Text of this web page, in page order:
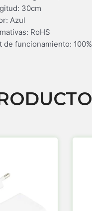
30cm
Azul
RoHS
de funcionamiento: